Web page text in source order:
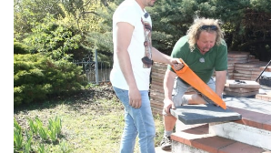
Design
Sledujte prima+
Přihlášení